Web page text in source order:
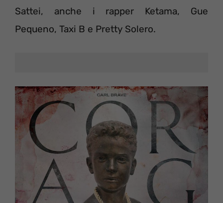
Sattei, anche i rapper Ketama, Gue
Pequeno, Taxi B e Pretty Solero.